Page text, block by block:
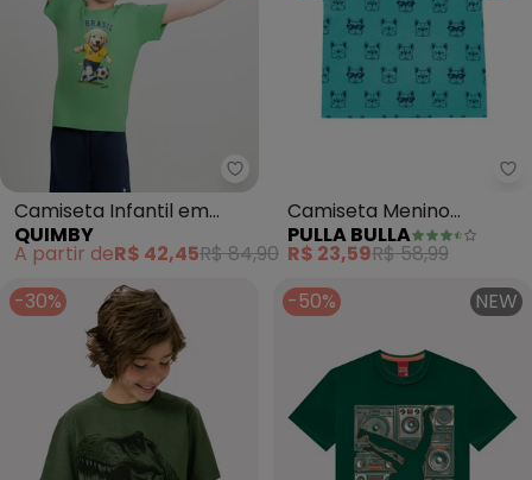
Quimby - Camiseta Infantil em
Camiseta Infantil em
Meia Malha Brasil Verde
QUIMBY
A partir deR$ 42,45R$ 84,90
Camiseta Menino
(Verde)
PULLA BULLA
R$ 23,59R$ 58,99
-30%
-50% NEW